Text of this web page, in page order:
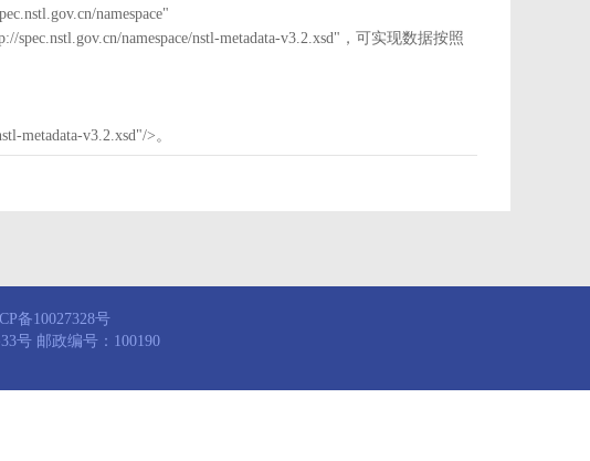
namespace"
spec.nstl.gov.cn/namespace/nstl-metadata-v3.2.xsd"，可实现数据按照
metadata-v3.2.xsd"/>。
备10027328号
号 邮政编号：100190